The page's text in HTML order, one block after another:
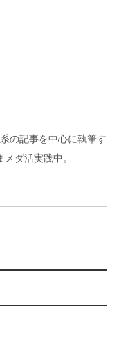
の記事を中心に執筆す
ダ活実践中。